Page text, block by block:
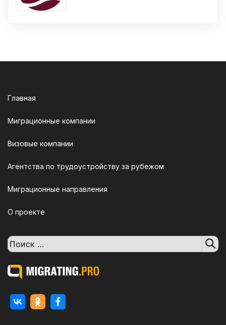
Главная
Миграционные компании
Визовые компании
Агентства по трудоустройству за рубежом
Миграционные направления
О проекте
Поиск: